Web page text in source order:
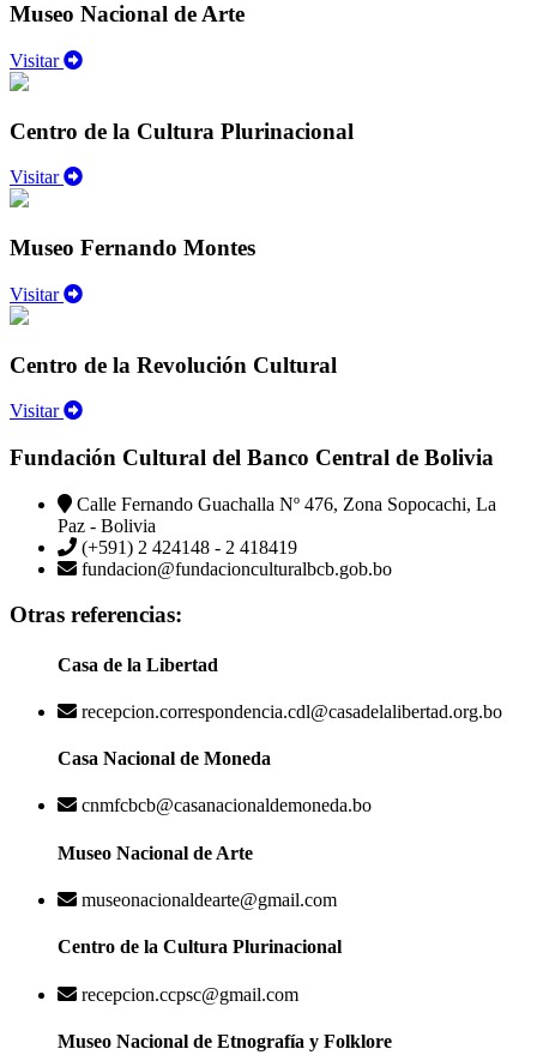
Museo Nacional de Arte
Visitar
Centro de la Cultura Plurinacional
Visitar
Museo Fernando Montes
Visitar
Centro de la Revolución Cultural
Visitar
Fundación Cultural del Banco Central de Bolivia
Calle Fernando Guachalla Nº 476, Zona Sopocachi, La
Paz - Bolivia
(+591) 2 424148 - 2 418419
fundacion@fundacionculturalbcb.gob.bo
Otras referencias:
Casa de la Libertad
recepcion.correspondencia.cdl@casadelalibertad.org.bo
Casa Nacional de Moneda
cnmfcbcb@casanacionaldemoneda.bo
Museo Nacional de Arte
museonacionaldearte@gmail.com
Centro de la Cultura Plurinacional
recepcion.ccpsc@gmail.com
Museo Nacional de Etnografía y Folklore